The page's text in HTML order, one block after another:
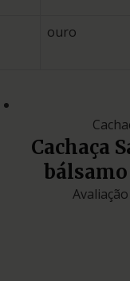
ouro
Cachaça
Avaliação